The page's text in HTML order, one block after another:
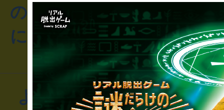
のお客様からのご質問や
にお問い合わせください
よくあるお問い合わせ